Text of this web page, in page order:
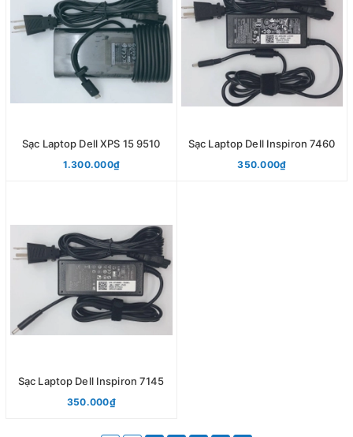
Sạc Laptop Dell XPS 15 9510
1.300.000₫
Sạc Laptop Dell Inspiron 7460
350.000₫
Sạc Laptop Dell Inspiron 7145
350.000₫